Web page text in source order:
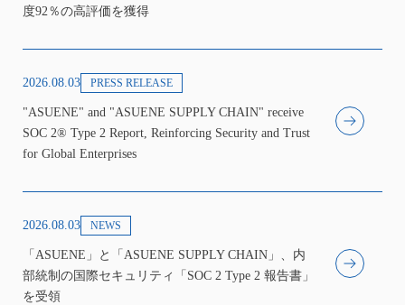
度92％の高評価を獲得
2026.08.03 PRESS RELEASE
"ASUENE" and "ASUENE SUPPLY CHAIN" receive
SOC 2® Type 2 Report, Reinforcing Security and Trust
for Global Enterprises
2026.08.03 NEWS
「ASUENE」と「ASUENE SUPPLY CHAIN」、内
部統制の国際セキュリティ「SOC 2 Type 2 報告書」
を受領